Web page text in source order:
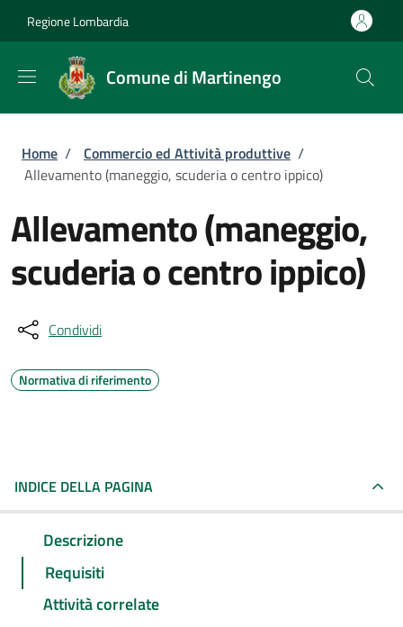
Regione Lombardia
Comune di Martinengo
Briciole di pane
Home / Commercio ed Attività produttive /
Allevamento (maneggio, scuderia o centro ippico)
Allevamento (maneggio,
scuderia o centro ippico)
Condividi
Normativa di riferimento
INDICE DELLA PAGINA
Descrizione
Requisiti
Attività correlate